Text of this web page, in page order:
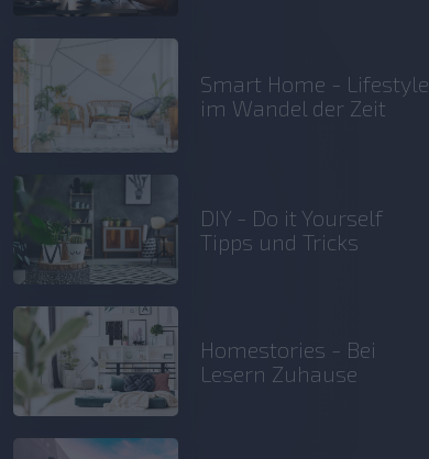
Smart Home - Lifestyle
im Wandel der Zeit
DIY - Do it Yourself
Tipps und Tricks
Homestories - Bei
Lesern Zuhause